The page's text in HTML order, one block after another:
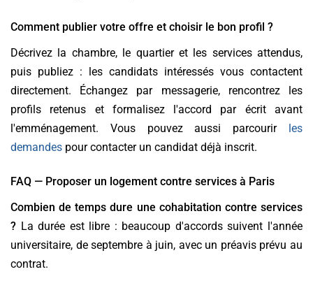
Comment publier votre offre et choisir le bon profil ?
Décrivez la chambre, le quartier et les services attendus,
puis publiez : les candidats intéressés vous contactent
directement. Échangez par messagerie, rencontrez les
profils retenus et formalisez l'accord par écrit avant
l'emménagement. Vous pouvez aussi parcourir les
demandes pour contacter un candidat déjà inscrit.
FAQ — Proposer un logement contre services à Paris
Combien de temps dure une cohabitation contre services
? La durée est libre : beaucoup d'accords suivent l'année
universitaire, de septembre à juin, avec un préavis prévu au
contrat.